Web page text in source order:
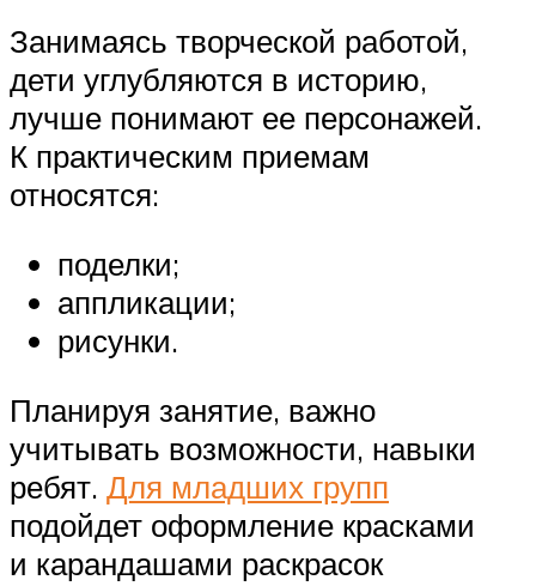
Занимаясь творческой работой,
дети углубляются в историю,
лучше понимают ее персонажей.
К практическим приемам
относятся:
поделки;
аппликации;
рисунки.
Планируя занятие, важно
учитывать возможности, навыки
ребят. Для младших групп
подойдет оформление красками
и карандашами раскрасок